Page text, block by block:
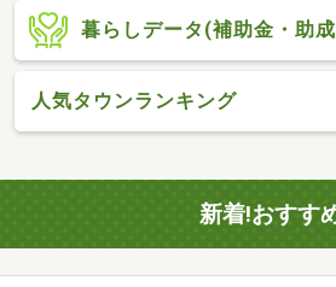
暮らしデータ(補助金・助
人気タウンランキング
新着!おすす